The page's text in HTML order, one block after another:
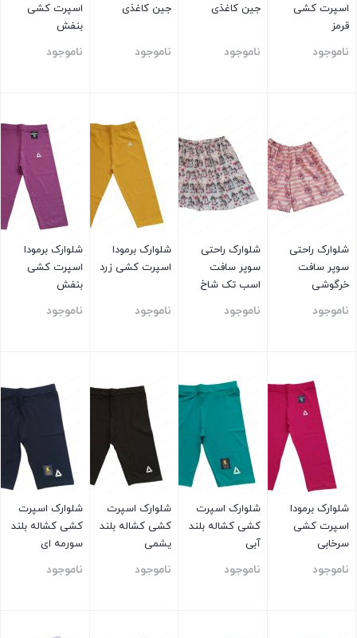
اسپرت کشی
قرمز
ناموجود
جین کاغذی
ناموجود
جین کاغذی
ناموجود
اسپرت کشی
بنفش
ناموجود
شلوارک راحتی
سوپر سافت
خرگوشی
ناموجود
شلوارک راحتی
سوپر سافت
اسب تک شاخ
ناموجود
شلوارک برمودا
اسپرت کشی زرد
ناموجود
شلوارک برمودا
اسپرت کشی
بنفش
ناموجود
شلوارک برمودا
اسپرت کشی
سرخابی
ناموجود
شلوارک اسپرت
کشی کشاله بلند
آبی
ناموجود
شلوارک اسپرت
کشی کشاله بلند
یشمی
ناموجود
شلوارک اسپرت
کشی کشاله بلند
سورمه ای
ناموجود